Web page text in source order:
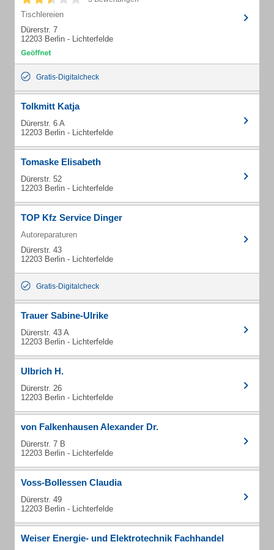
Tischlereien
Dürerstr. 7
12203 Berlin - Lichterfelde
Gratis-Digitalcheck
Tolkmitt Katja
Dürerstr. 6 A
12203 Berlin - Lichterfelde
Tomaske Elisabeth
Dürerstr. 52
12203 Berlin - Lichterfelde
TOP Kfz Service Dinger
Autoreparaturen
Dürerstr. 43
12203 Berlin - Lichterfelde
Gratis-Digitalcheck
Trauer Sabine-Ulrike
Dürerstr. 43 A
12203 Berlin - Lichterfelde
Ulbrich H.
Dürerstr. 26
12203 Berlin - Lichterfelde
von Falkenhausen Alexander Dr.
Dürerstr. 7 B
12203 Berlin - Lichterfelde
Voss-Bollessen Claudia
Dürerstr. 49
12203 Berlin - Lichterfelde
Weiser Energie- und Elektrotechnik Fachhandel